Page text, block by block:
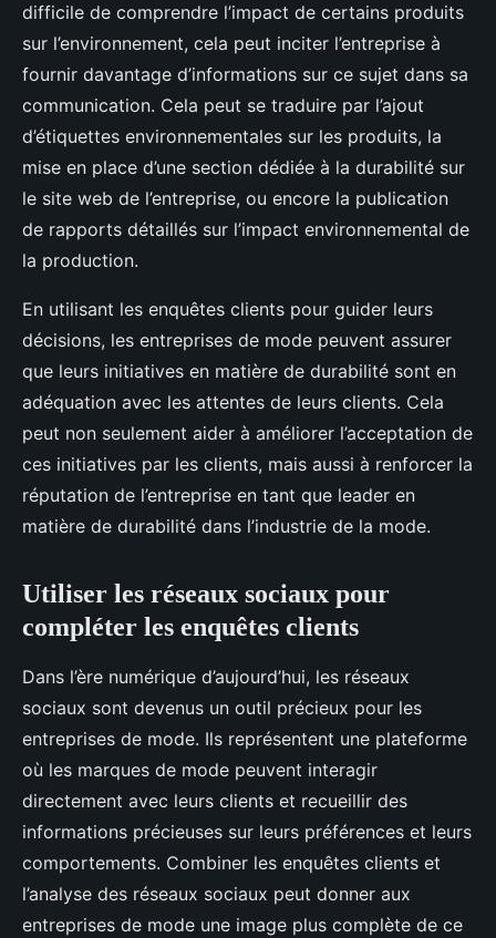
difficile de comprendre l’impact de certains produits
sur l’environnement, cela peut inciter l’entreprise à
fournir davantage d’informations sur ce sujet dans sa
communication. Cela peut se traduire par l’ajout
d’étiquettes environnementales sur les produits, la
mise en place d’une section dédiée à la durabilité sur
le site web de l’entreprise, ou encore la publication
de rapports détaillés sur l’impact environnemental de
la production.
En utilisant les enquêtes clients pour guider leurs
décisions, les entreprises de mode peuvent assurer
que leurs initiatives en matière de durabilité sont en
adéquation avec les attentes de leurs clients. Cela
peut non seulement aider à améliorer l’acceptation de
ces initiatives par les clients, mais aussi à renforcer la
réputation de l’entreprise en tant que leader en
matière de durabilité dans l’industrie de la mode.
Utiliser les réseaux sociaux pour
compléter les enquêtes clients
Dans l’ère numérique d’aujourd’hui, les réseaux
sociaux sont devenus un outil précieux pour les
entreprises de mode. Ils représentent une plateforme
où les marques de mode peuvent interagir
directement avec leurs clients et recueillir des
informations précieuses sur leurs préférences et leurs
comportements. Combiner les enquêtes clients et
l’analyse des réseaux sociaux peut donner aux
entreprises de mode une image plus complète de ce